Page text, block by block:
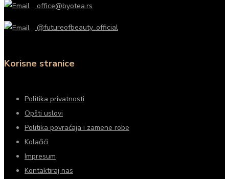
office@byotea.rs
@futureofbeauty_official
Korisne stranice
Politika privatnosti
Opšti uslovi
Politika povraćaja i zamene robe
Kolačići
Impresum
Kontaktiraj nas